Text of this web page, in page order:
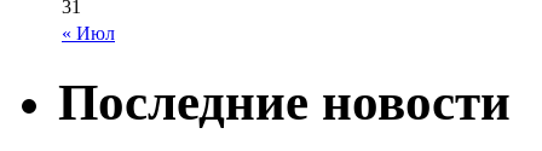
« Июл
31
Последние новости